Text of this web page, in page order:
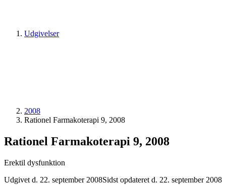
Udgivelser
2008
Rationel Farmakoterapi 9, 2008
Rationel Farmakoterapi 9, 2008
Erektil dysfunktion
Udgivet d. 22. september 2008Sidst opdateret d. 22. september 2008